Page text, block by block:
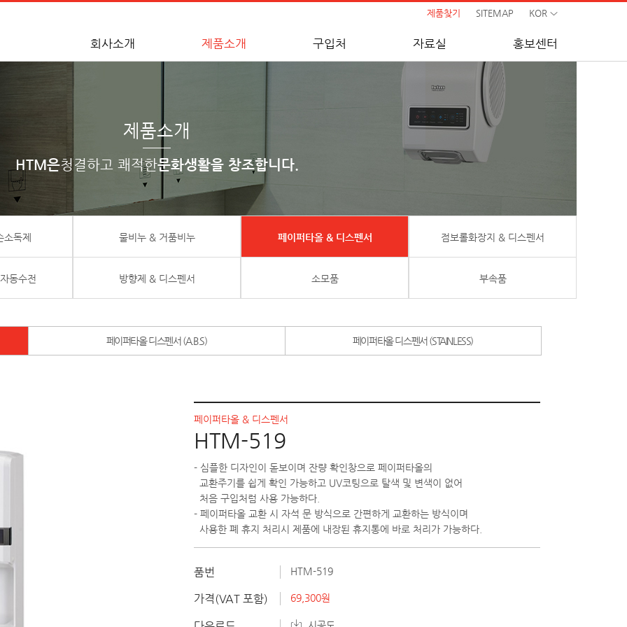
제품찾기 SITEMAP KOR
회사소개 제품소개 구입처 자료실 홍보센터
제품소개
HTM은청결하고 쾌적한문화생활을 창조합니다.
독제 물비누 & 거품비누 페이퍼타올 & 디스펜서 점보롤화장지 & 디스펜서
동수전 방향제 & 디스펜서 소모품 부속품
페이퍼타올 디스펜서 (A.B.S) 페이퍼타올 디스펜서 (STAINLESS)
페이퍼타올 & 디스펜서
HTM-519
- 심플한 디자인이 돋보이며 잔량 확인창으로 페이퍼타올의
교환주기를 쉽게 확인 가능하고 UV코팅으로 탈색 및 변색이 없어
처음 구입처럼 사용 가능하다.
- 페이퍼타올 교환 시 자석 문 방식으로 간편하게 교환하는 방식이며
사용한 폐 휴지 처리시 제품에 내장된 휴지통에 바로 처리가 가능하다.
품번 HTM-519
가격(VAT 포함) 69,300원